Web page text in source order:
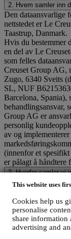
This website uses
Cookies help us
personalise
share information
advertising and
2. Hvem samler inn
Den dataansvarlige
nettstedet er Le
Taastrup, Danmark.
Hvis du bestemmer
en del av Le
som felles
Creuset Group AG,
Zugo, 6340 Sveits
SL, NUF
Barcelona, Spania),
behandlingsansvar,
Group AG er
personlig
av og
(innenfor et
er pålagt å håndtere
3. Hvorfor samler vi
Vi vil kunne
FOR VÅRE
Det kan være
oppfylle våre
oppstår på